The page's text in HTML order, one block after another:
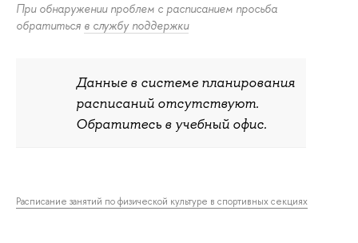
При обнаружении проблем с расписанием просьба
обратиться в службу поддержки
Данные в системе планирования
расписаний отсутствуют.
Обратитесь в учебный офис.
Расписание занятий по физической культуре в спортивных секциях